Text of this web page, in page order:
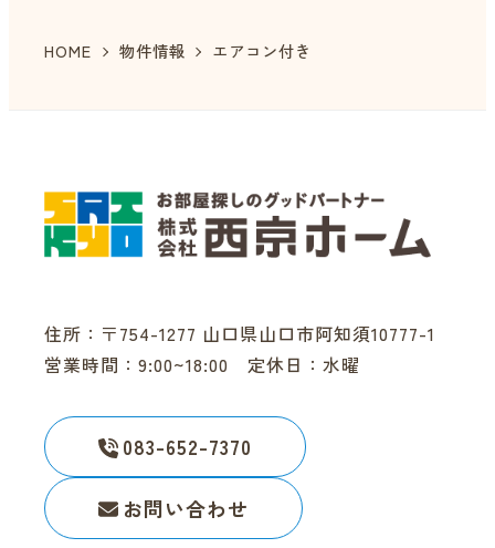
の
ジ
送
HOME 物件情報 エアコン付き
住所：〒754-1277 山口県山口市阿知須10777-1
営業時間：9:00~18:00 定休日：水曜
083-652-7370
お問い合わせ